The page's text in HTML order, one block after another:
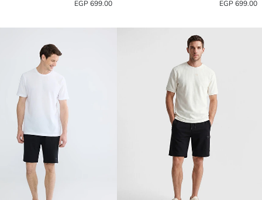
699.00 EGP
699.00 EGP